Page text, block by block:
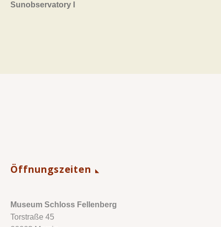
Sunobservatory I
Öffnungszeiten
Museum Schloss Fellenberg
Torstraße 45